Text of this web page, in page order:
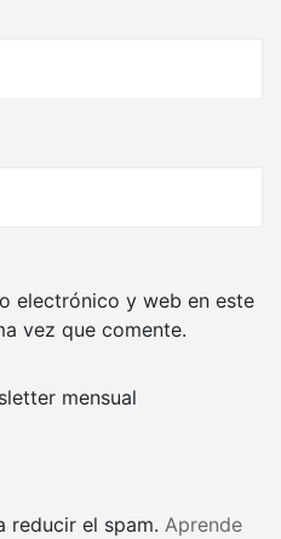
electrónico y web en este
vez que comente.
mensual
reducir el spam. Aprende